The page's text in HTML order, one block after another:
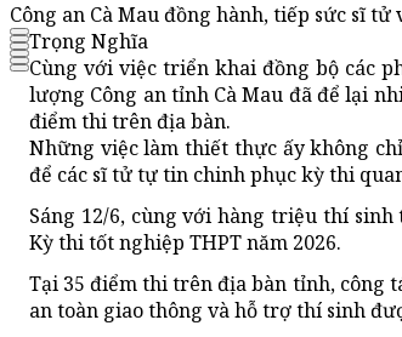
Công an Cà Mau đồng hành, tiếp sức sĩ tử
Trọng Nghĩa
Cùng với việc triển khai đồng bộ các
lượng Công an tỉnh Cà Mau đã để lại
điểm thi trên địa bàn.
Những việc làm thiết thực ấy không
để các sĩ tử tự tin chinh phục kỳ thi
Sáng 12/6, cùng với hàng triệu thí
Kỳ thi tốt nghiệp THPT năm 2026.
Tại 35 điểm thi trên địa bàn tỉnh, công
an toàn giao thông và hỗ trợ thí sinh